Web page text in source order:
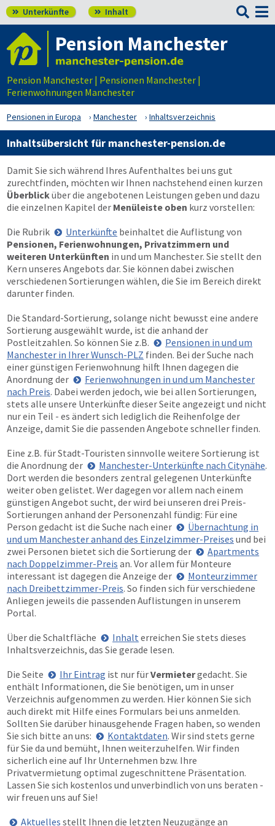
 Unterkünfte  Inhalt 
Pension Manchester
Pension Manchester | Pensionen Manchester |
Ferienwohnungen Manchester
Pensionen in Europa Manchester Inhaltsverzeichnis
Inhaltsübersicht für manchester-pension.de
Damit Sie sich während Ihres Aufenthaltes bei uns gut
zurechtfinden, möchten wir Ihnen nachstehend einen kurzen
Überblicküber die angebotenen Leistungen geben und dazu
die einzelnen Kapitel der Menüleiste oben kurz vorstellen:
Die Rubrik
Unterkünfte beinhaltet die Auflistung von
Pensionen, Ferienwohnungen, Privatzimmern und
weiteren Unterkünften in und um Manchester. Sie stellt den
Kern unseres Angebots dar. Sie können dabei zwischen
verschiedenen Sortierungen wählen, die Sie im Bereich direkt
darunter finden.
Die Standard-Sortierung, solange nicht bewusst eine andere
Sortierung ausgewählt wurde, ist die anhand der
Postleitzahlen. So können Sie z.B.
Pensionen in und um
Manchester in Ihrer Wunsch-PLZ finden. Bei der Suche nach
einer günstigen Ferienwohnung hilft Ihnen dagegen die
Anordnung der
Ferienwohnungen in und um Manchester
nach Preis. Dabei werden jedoch, wie bei allen Sortierungen,
stets alle unsere Unterkünfte dieser Seite angezeigt und nicht
nur ein Teil - es ändert sich lediglich die Reihenfolge der
Anzeige, damit Sie die passenden Angebote schneller finden.
Eine z.B. für Stadt-Touristen sinnvolle weitere Sortierung ist
die Anordnung der
Manchester-Unterkünfte nach Citynähe.
Dort werden die besonders zentral gelegenen Unterkünfte
weiter oben gelistet. Wer dagegen vor allem nach einem
günstigen Angebot sucht, der wird bei unseren drei Preis-
Sortierungen anhand der Personenzahl fündig: Für eine
Person gedacht ist die Suche nach einer
Übernachtung in
und um Manchester anhand des Einzelzimmer-Preises und bei
zwei Personen bietet sich die Sortierung der
Apartments
nach Doppelzimmer-Preis an. Vor allem für Monteure
interessant ist dagegen die Anzeige der
Monteurzimmer
nach Dreibettzimmer-Preis. So finden sich für verschiedene
Anliegen jeweils die passenden Auflistungen in unserem
Portal.
Über die Schaltfläche
Inhalt erreichen Sie stets dieses
Inhaltsverzeichnis, das Sie gerade lesen.
Die Seite
Ihr Eintrag ist nur fürVermietergedacht. Sie
enthält Informationen, die Sie benötigen, um in unser
Verzeichnis aufgenommen zu werden. Hier können Sie sich
auch direkt mit Hilfe eines Formulars bei uns anmelden.
Sollten Sie darüber hinausgehende Fragen haben, so wenden
Sie sich bitte an uns:
Kontaktdaten. Wir sind stets gerne
für Sie da und bemüht, Ihnen weiterzuhelfen. Wir finden
sicherlich eine auf Ihr Unternehmen bzw. Ihre
Privatvermietung optimal zugeschnittene Präsentation.
Lassen Sie sich kostenlos und unverbindlich von uns beraten -
wir freuen uns auf Sie!
Aktuelles stellt Ihnen die letzten Neuzugänge an